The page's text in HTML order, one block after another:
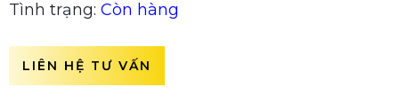
Tình trạng: Còn hàng
LIÊN HỆ TƯ VẤN